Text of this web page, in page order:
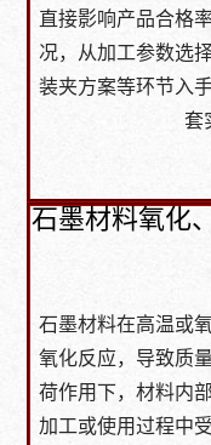
直接影响产品合格
况，从加工参数选
装夹方案等环节入
套
石墨材料氧化
石墨材料在高温或
氧化反应，导致质
荷作用下，材料内
加工或使用过程中